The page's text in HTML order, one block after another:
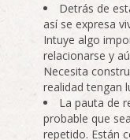
Detrás de
así se expresa
Intuye algo
relacionarse y
Necesita
realidad tengan
La pauta de
probable que
repetido. Están